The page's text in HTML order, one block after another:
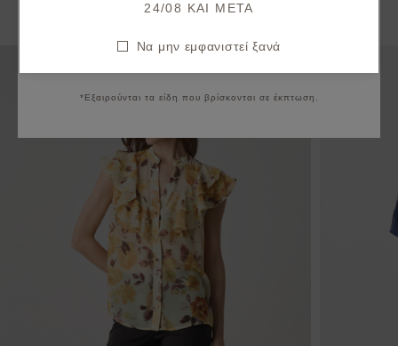
Μπορεί να σας ενδιαφέρουν
Συμφωνώ με τους όρους και προϋποθέσεις
*Εξαιρούνται τα είδη που βρίσκονται σε έκπτωση.
24/08 KAI META
Να μην εμφανιστεί ξανά